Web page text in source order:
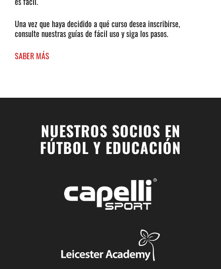
Una vez que haya decidido a qué curso desea inscribirse,
consulte nuestras guías de fácil uso y siga los pasos.
SABER MÁS
NUESTROS SOCIOS EN
FÚTBOL Y EDUCACIÓN